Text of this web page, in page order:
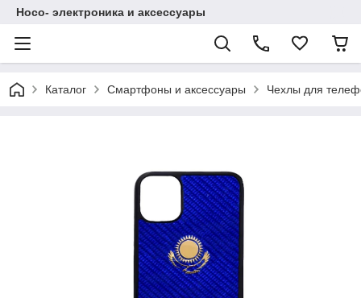
Hoco- электроника и аксессуары
Каталог Смартфоны и аксессуары Чехлы для